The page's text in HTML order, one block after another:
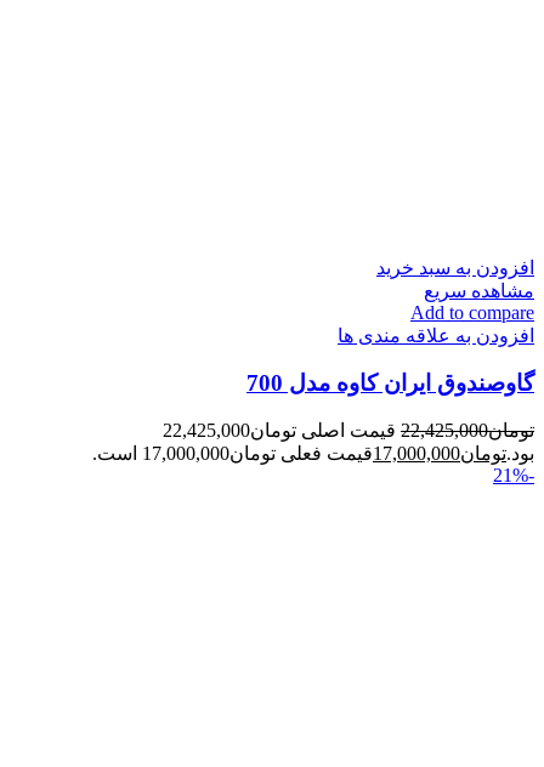
افزودن به سبد خرید
مشاهده سریع
Add to compare
افزودن به علاقه مندی ها
گاوصندوق ایران کاوه مدل 700
تومان22,425,000
قیمت اصلی تومان22,425,000
بود.تومان17,000,000قیمت فعلی تومان17,000,000 است.
-21%